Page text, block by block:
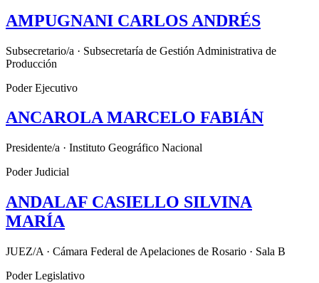
AMPUGNANI CARLOS ANDRÉS
Subsecretario/a · Subsecretaría de Gestión Administrativa de
Producción
Poder Ejecutivo
ANCAROLA MARCELO FABIÁN
Presidente/a · Instituto Geográfico Nacional
Poder Judicial
ANDALAF CASIELLO SILVINA
MARÍA
JUEZ/A · Cámara Federal de Apelaciones de Rosario · Sala B
Poder Legislativo